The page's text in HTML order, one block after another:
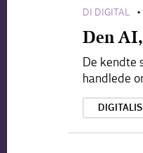
DI DIGITAL •
Den
De kendte
handlede